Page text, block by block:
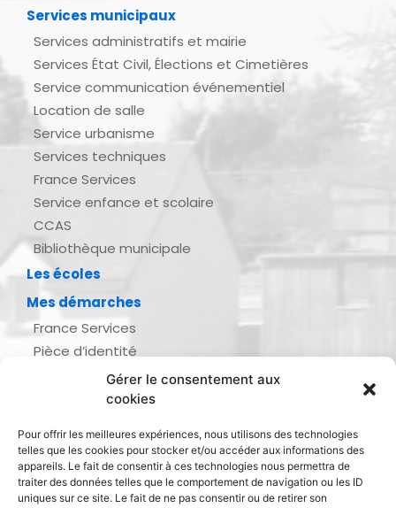
Gérer le consentement aux
cookies
Pour offrir les meilleures expériences, nous utilisons des technologies
telles que les cookies pour stocker et/ou accéder aux informations des
appareils. Le fait de consentir à ces technologies nous permettra de
traiter des données telles que le comportement de navigation ou les ID
uniques sur ce site. Le fait de ne pas consentir ou de retirer son
Services municipaux
Services administratifs et mairie
Services État Civil, Élections et Cimetières
Service communication événementiel
Location de salle
Service urbanisme
Services techniques
France Services
Service enfance et scolaire
CCAS
Bibliothèque municipale
Les écoles
Mes démarches
France Services
Pièce d’identité
Demande d’actes d’état civil
Inscription listes électorales
Recensement militaire
Le journal de ma ville